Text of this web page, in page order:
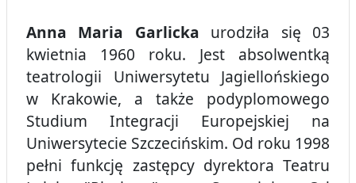
Anna Maria Garlicka urodziła się 03
kwietnia 1960 roku. Jest absolwentką
teatrologii Uniwersytetu Jagiellońskiego
w Krakowie, a także podyplomowego
Studium Integracji Europejskiej na
Uniwersytecie Szczecińskim. Od roku 1998
pełni funkcję zastępcy dyrektora Teatru